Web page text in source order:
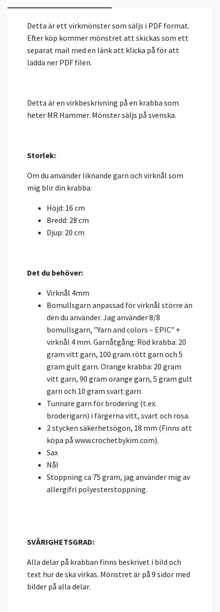
Detta är ett virkmönster som säljs i PDF format.
Efter köp kommer mönstret att skickas som ett
separat mail med en länk att klicka på för att
ladda ner PDF filen.
Detta är en virkbeskrivning på en krabba som
heter MR Hammer. Mönster säljs på svenska.
Storlek:
Om du använder liknande garn och virknål som
mig blir din krabba:
Höjd: 16 cm
Bredd: 28 cm
Djup: 20 cm
Det du behöver:
Virknål 4mm
Bomullsgarn anpassad för virknål större än
den du använder. Jag använder 8/8
bomullsgarn, ”Yarn and colors – EPIC” +
virknål 4 mm. Garnåtgång: Röd krabba: 20
gram vitt garn, 100 gram rött garn och 5
gram gult garn. Orange krabba: 20 gram
vitt garn, 90 gram orange garn, 5 gram gult
garn och 10 gram svart garn.
Tunnare garn för brodering (t.ex.
broderigarn) i färgerna vitt, svart och rosa.
2 stycken säkerhetsögon, 18 mm (Finns att
köpa på www.crochetbykim.com).
Sax
Nål
Stoppning ca 75 gram, jag använder mig av
allergifri polyesterstoppning.
SVÅRIGHETSGRAD:
Alla delar på krabban finns beskrivet i bild och
text hur de ska virkas. Mönstret är på 9 sidor med
bilder på alla delar.